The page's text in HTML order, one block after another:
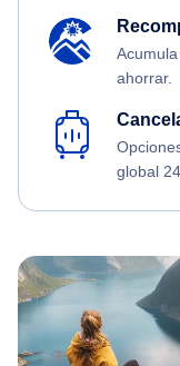
ahorrar.
global